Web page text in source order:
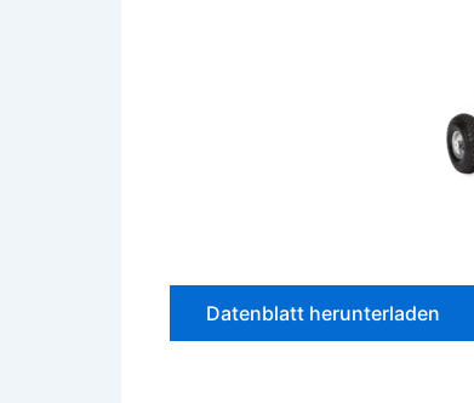
Datenblatt herunterladen